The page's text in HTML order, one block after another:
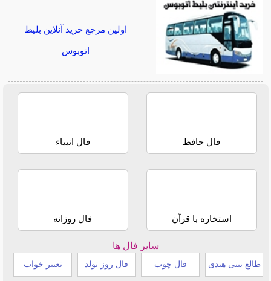
اولین مرجع خرید آنلاین بلیط
اتوبوس
فال حافظ فال انبیاء
استخاره با قرآن فال روزانه
سایر فال ها
طالع بینی هندی فال چوب فال روز تولد تعبیر خواب